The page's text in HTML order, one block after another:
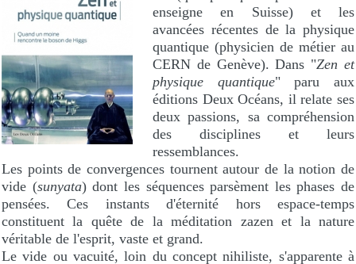
enseigne en Suisse) et les
avancées récentes de la physique
quantique (physicien de métier au
CERN de Genève). Dans "Zen et
physique quantique" paru aux
éditions Deux Océans, il relate ses
deux passions, sa compréhension
des disciplines et leurs
ressemblances.
Les points de convergences tournent autour de la notion de
vide (sunyata) dont les séquences parsèment les phases de
pensées. Ces instants d'éternité hors espace-temps
constituent la quête de la méditation zazen et la nature
véritable de l'esprit, vaste et grand.
Le vide ou vacuité, loin du concept nihiliste, s'apparente à